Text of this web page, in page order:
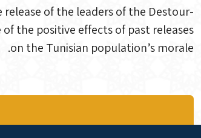
of the leaders of the Destour-
the positive effects of past releases
on the Tunisian population’s morale.